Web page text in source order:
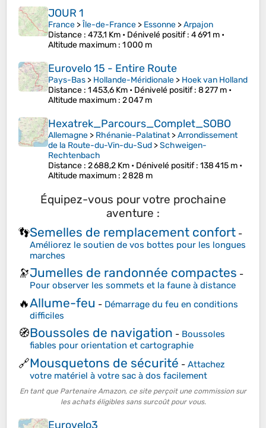
JOUR 1
France >Île-de-France > Essonne >Arpajon
Distance : 473,1 Km • Dénivelé positif: 4 691 m •
Altitude maximum : 1 000 m
Eurovelo 15 - Entire Route
Pays-Bas > Hollande-Méridionale > Hoek van Holland
Distance : 1 453,6 Km • Dénivelé positif: 8 277 m •
Altitude maximum : 2 047 m
Hexatrek_Parcours_Complet_SOBO
Allemagne > Rhénanie-Palatinat>Arrondissement
de la Route-du-Vin-du-Sud >Schweigen-
Rechtenbach
Distance : 2 688,2 Km • Dénivelé positif: 138 415 m •
Altitude maximum : 2 828 m
Équipez-vous pour votre prochaine
aventure :
👣Semelles de remplacement confort -
Améliorez le soutien de vos bottes pour les longues
marches
🔭Jumelles de randonnée compactes -
Pour observer les sommets et la faune à distance
🔥Allume-feu - Démarrage du feu en conditions
difficiles
🧭Boussoles de navigation - Boussoles
fiables pour orientation et cartographie
🔗Mousquetons de sécurité - Attachez
votre matériel à votre sac à dos facilement
En tant que Partenaire Amazon, ce site perçoit une commission sur
les achats éligibles sans surcoût pour vous.
Eurovelo3